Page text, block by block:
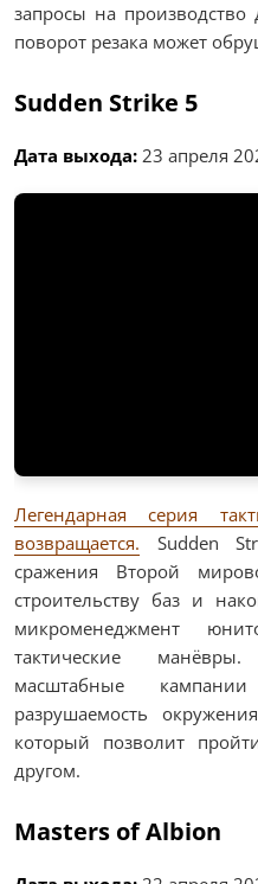
запросы на
поворот резака может
Sudden Strike 5
Дата выхода: 23 апреля
Легендарная серия
возвращается. Sudden
сражения Второй
строительству баз и
микроменеджмент
тактические
масштабные
разрушаемость
который позволит
другом.
Masters of Albion